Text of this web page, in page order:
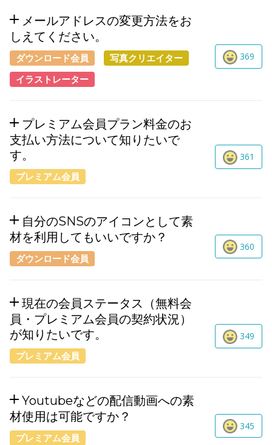
メールアドレスの変更方法をお
しえてください。
ダウンロード会員
写真クリエイター
イラストレーター
369
プレミアム会員プラン料金のお
支払い方法について知りたいで
す。
プレミアム会員
361
自分のSNSのアイコンとして素
材を利用してもいいですか？
ダウンロード会員
360
現在の会員ステータス（無料会
員・プレミアム会員の契約状況）
が知りたいです。
プレミアム会員
349
Youtubeなどの配信動画への素
材使用は可能ですか？
プレミアム会員
345